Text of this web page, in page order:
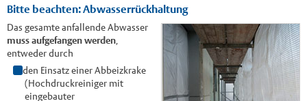
Bitte beachten: Abwasserrückhaltung
Das gesamte anfallende Abwasser
muss aufgefangen werden,
entweder durch
den Einsatz einer Abbeizkrake
(Hochdruckreiniger mit
eingebauter